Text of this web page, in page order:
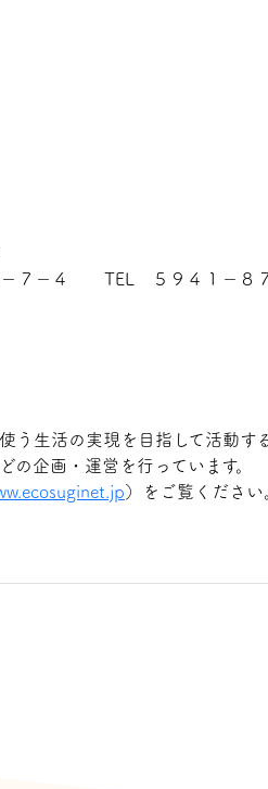
－７－４ TEL ５９４１－８７
う生活の実現を目指して活動
の企画・運営を行っています。
）をご覧ください